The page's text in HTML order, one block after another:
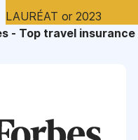
LAURÉAT or 2023
- Top travel